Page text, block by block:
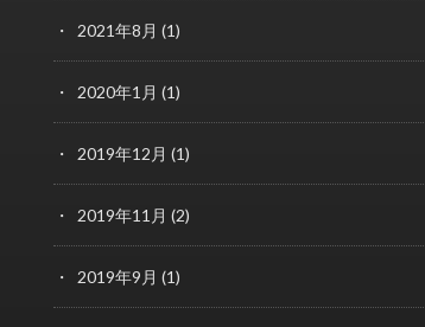
2021年8月 (1)
2020年1月 (1)
2019年12月 (1)
2019年11月 (2)
2019年9月 (1)